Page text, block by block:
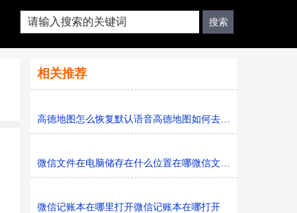
相关推荐
高德地图怎么恢复默认语音高德地图如何去恢复默认语音
微信文件在电脑储存在什么位置在哪微信文件在电脑储存在
微信记账本在哪里打开微信记账本在哪打开